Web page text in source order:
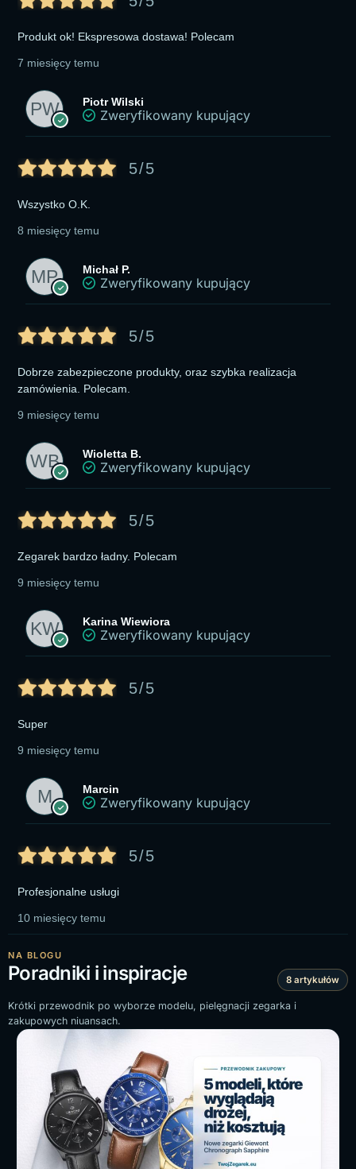
Produkt ok! Ekspresowa dostawa! Polecam
7 miesięcy temu
Piotr Wilski
Zweryfikowany kupujący
5/5
Wszystko O.K.
8 miesięcy temu
Michał P.
Zweryfikowany kupujący
5/5
Dobrze zabezpieczone produkty, oraz szybka realizacja
zamówienia. Polecam.
9 miesięcy temu
Wioletta B.
Zweryfikowany kupujący
5/5
Zegarek bardzo ładny. Polecam
9 miesięcy temu
Karina Wiewiora
Zweryfikowany kupujący
5/5
Super
9 miesięcy temu
Marcin
Zweryfikowany kupujący
5/5
Profesjonalne usługi
10 miesięcy temu
NA BLOGU
Poradniki i inspiracje 8 artykułów
Krótki przewodnik po wyborze modelu, pielęgnacji zegarka i
zakupowych niuansach.